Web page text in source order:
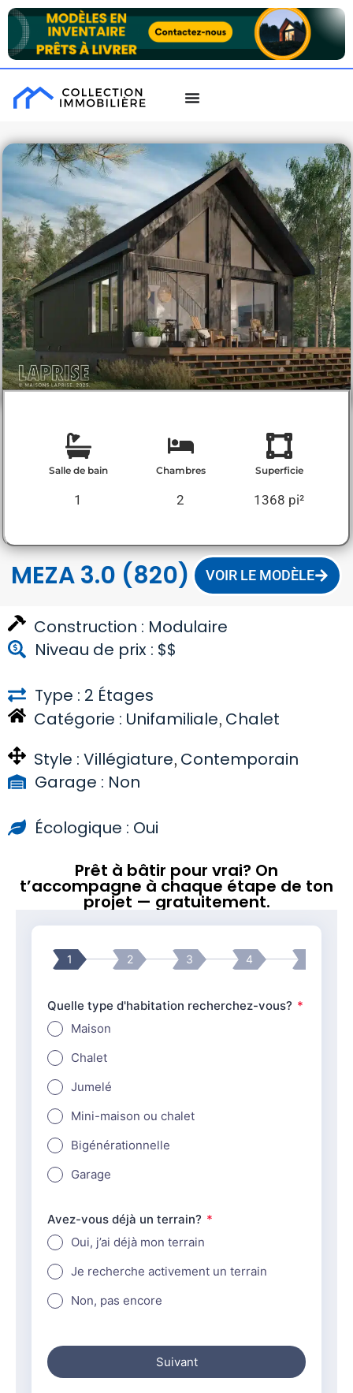
Salle de bain
1
Chambres
2
Superficie
1368 pi²
MEZA 3.0 (820) VOIR LE MODÈLE
Construction : Modulaire
Niveau de prix : $$
Type : 2 Étages
Catégorie : Unifamiliale, Chalet
Style : Villégiature, Contemporain
Garage : Non
Écologique : Oui
Prêt à bâtir pour vrai? On
t’accompagne à chaque étape de ton
projet — gratuitement.